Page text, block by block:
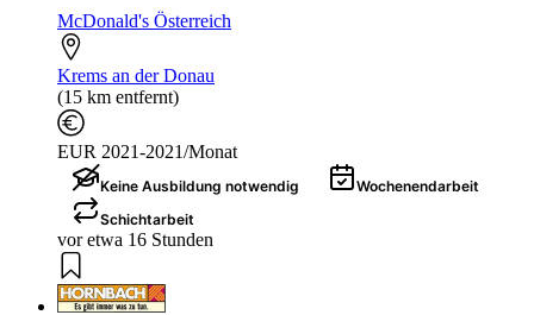
McDonald's Österreich
Krems an der Donau
(15 km entfernt)
EUR 2021-2021/Monat
Keine Ausbildung notwendig
Wochenendarbeit
Schichtarbeit
vor etwa 16 Stunden